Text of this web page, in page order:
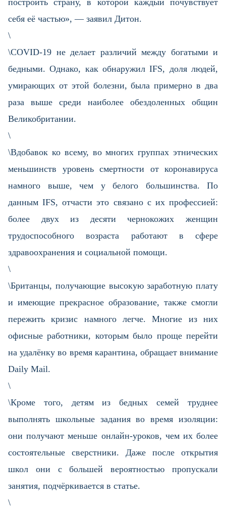
построить страну, в которой каждый почувствует
себя её частью», — заявил Дитон.
\
\COVID-19 не делает различий между богатыми и
бедными. Однако, как обнаружил IFS, доля людей,
умирающих от этой болезни, была примерно в два
раза выше среди наиболее обездоленных общин
Великобритании.
\
\Вдобавок ко всему, во многих группах этнических
меньшинств уровень смертности от коронавируса
намного выше, чем у белого большинства. По
данным IFS, отчасти это связано с их профессией:
более двух из десяти чернокожих женщин
трудоспособного возраста работают в сфере
здравоохранения и социальной помощи.
\
\Британцы, получающие высокую заработную плату
и имеющие прекрасное образование, также смогли
пережить кризис намного легче. Многие из них
офисные работники, которым было проще перейти
на удалёнку во время карантина, обращает внимание
Daily Mail.
\
\Кроме того, детям из бедных семей труднее
выполнять школьные задания во время изоляции:
они получают меньше онлайн-уроков, чем их более
состоятельные сверстники. Даже после открытия
школ они с большей вероятностью пропускали
занятия, подчёркивается в статье.
\